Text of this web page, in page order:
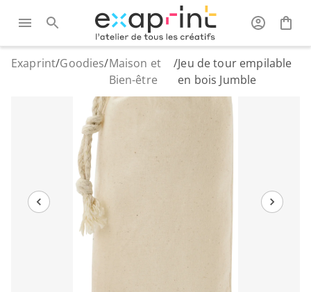
Exaprint/Goodies/Maison et
Bien-être
/Jeu de tour empilable
en bois Jumble